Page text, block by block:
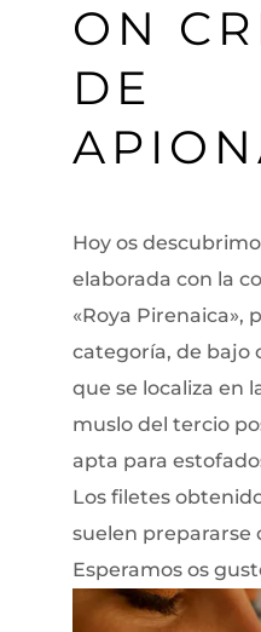
ON
DE
Hoy os
elaborada con la
«Roya Pirenaica»,
categoría, de bajo
que se localiza en
muslo del tercio
apta para
Los filetes
suelen prepararse
Esperamos os